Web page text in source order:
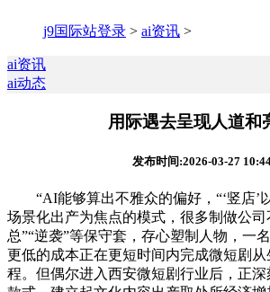
j9国际站登录 > ai资讯 >
ai资讯
ai动态
用际遇去呈现人道和
发布时间:2026-03-27
“AI能够算出不雅众的偏好，“‘竖店’
场景化出产为焦点的模式，很多制做公司
总”“逆袭”等保守套，存心塑制人物，一
更低的成本正在更短时间内完成微短剧
程。但偶尔进入西安微短剧行业后，正